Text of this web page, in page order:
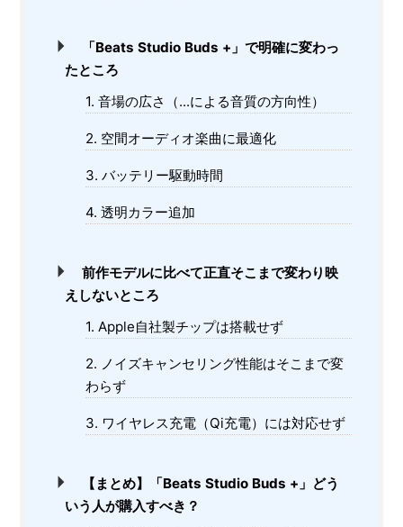
「Beats Studio Buds +」で明確に変わっ
たところ
1. 音場の広さ（...による音質の方向性）
2. 空間オーディオ楽曲に最適化
3. バッテリー駆動時間
4. 透明カラー追加
前作モデルに比べて正直そこまで変わり映
えしないところ
1. Apple自社製チップは搭載せず
2. ノイズキャンセリング性能はそこまで変
わらず
3. ワイヤレス充電（Qi充電）には対応せず
【まとめ】「Beats Studio Buds +」どう
いう人が購入すべき？